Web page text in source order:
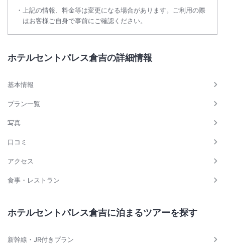
上記の情報、料金等は変更になる場合があります。ご利用の際
はお客様ご自身で事前にご確認ください。
ホテルセントパレス倉吉の詳細情報
基本情報
プラン一覧
写真
口コミ
アクセス
食事・レストラン
ホテルセントパレス倉吉に泊まるツアーを探す
新幹線・JR付きプラン